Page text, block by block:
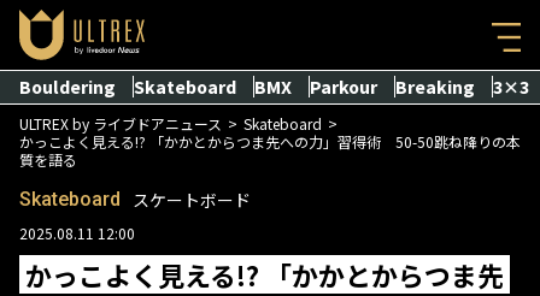
Bouldering Skateboard BMX Parkour Breaking 3×3
ULTREX by ライブドアニュース
Skateboard
かっこよく見える!? 「かかとからつま先への力」習得術 50-50跳ね降りの本
質を語る
Skateboard スケートボード
2025.08.11 12:00
かっこよく見える!? 「かかとからつま先